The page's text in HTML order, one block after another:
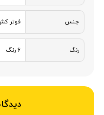
جنس فوتر کش
رنگ 6 رنگ